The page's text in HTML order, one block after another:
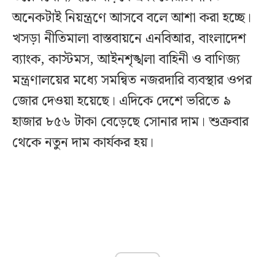
অনেকটাই নিয়ন্ত্রণে আসবে বলে আশা করা হচ্ছে।
খসড়া নীতিমালা বাস্তবায়নে এনবিআর, বাংলাদেশ
ব্যাংক, কাস্টমস, আইনশৃঙ্খলা বাহিনী ও বাণিজ্য
মন্ত্রণালয়ের মধ্যে সমন্বিত নজরদারি ব্যবস্থার ওপর
জোর দেওয়া হয়েছে। এদিকে দেশে ভরিতে ৯
হাজার ৮৫৬ টাকা বেড়েছে সোনার দাম। শুক্রবার
থেকে নতুন দাম কার্যকর হয়।